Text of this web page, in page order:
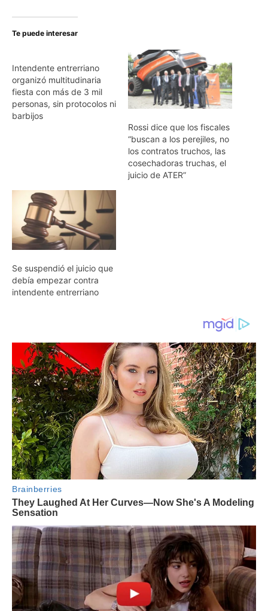
Te puede interesar
Intendente entrerriano
organizó multitudinaria
fiesta con más de 3 mil
personas, sin protocolos ni
barbijos
Rossi dice que los fiscales
“buscan a los perejiles, no
los contratos truchos, las
cosechadoras truchas, el
juicio de ATER”
Se suspendió el juicio que
debía empezar contra
intendente entrerriano